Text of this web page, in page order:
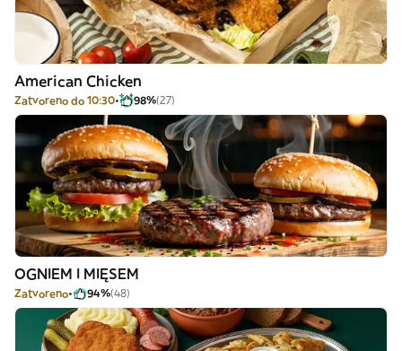
American Chicken
Zatvoreno do 10:30 98%(27)
OGNIEM I MIĘSEM
Zatvoreno 94%(48)